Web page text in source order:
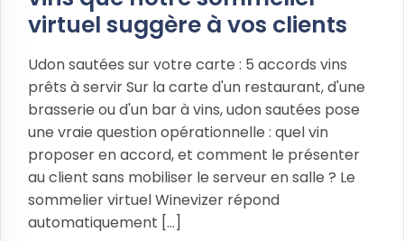
virtuel suggère à vos clients
Udon sautées sur votre carte : 5 accords vins
prêts à servir Sur la carte d'un restaurant, d'une
brasserie ou d'un bar à vins, udon sautées pose
une vraie question opérationnelle : quel vin
proposer en accord, et comment le présenter
au client sans mobiliser le serveur en salle ? Le
sommelier virtuel Winevizer répond
automatiquement [...]